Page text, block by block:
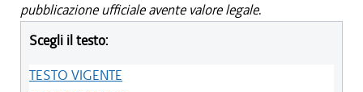
pubblicazione ufficiale avente valore legale.
Scegli il testo:
TESTO VIGENTE